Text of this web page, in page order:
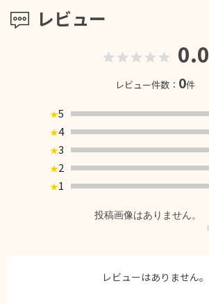
レビュー
0.0
レビュー件数： 0件
★5
★4
★3
★2
★1
投稿画像はありません。
レビューはありません。